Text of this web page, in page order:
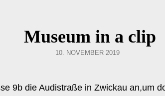
Museum in a clip
POSTED
10. NOVEMBER 2019
9b die Audistraße in Zwickau an,um